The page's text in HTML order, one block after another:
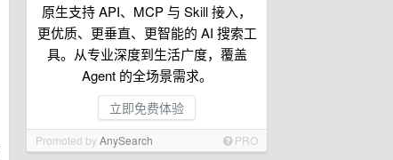
原生支持 API、MCP 与 Skill 接入，
更优质、更垂直、更智能的 AI 搜索工
具。从专业深度到生活广度，覆盖
Agent 的全场景需求。
立即免费体验
Promoted byAnySearch PRO